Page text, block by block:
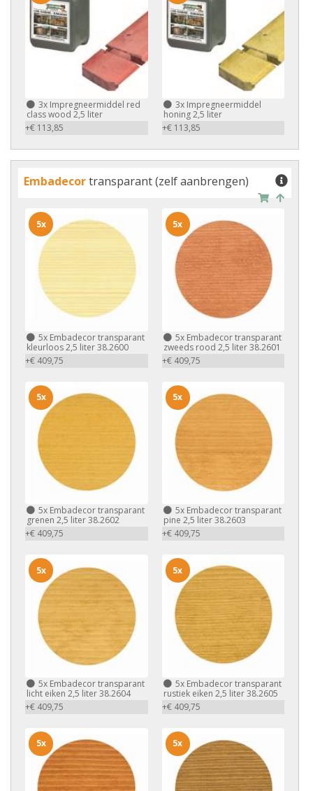
3x Impregneermiddel red
class wood 2,5 liter
+€ 113,85
3xImpregneermiddel
honing 2,5 liter
+€ 113,85
Embadecortransparant (zelf aanbrengen)
5x Embadecor transparant
kleurloos 2,5 liter 38.2600
+€ 409,75
5x
5xEmbadecor transparant
zweeds rood 2,5 liter 38.2601
+€ 409,75
5x
5x Embadecor transparant
grenen 2,5 liter 38.2602
+€ 409,75
5x
5xEmbadecor transparant
pine 2,5 liter 38.2603
+€ 409,75
5x
5x Embadecor transparant
licht eiken 2,5 liter 38.2604
+€ 409,75
5x
5xEmbadecor transparant
rustiek eiken 2,5 liter 38.2605
+€ 409,75
5x
5x 5x